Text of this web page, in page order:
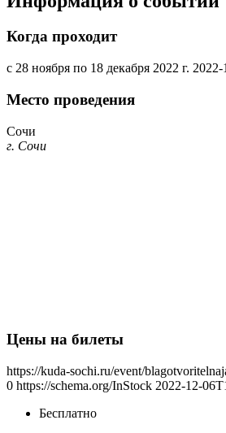
Когда проходит
с 28 ноября по 18 декабря 2022 г. 2022-
Место проведения
Сочи
г. Сочи
Цены на билеты
https://kuda-sochi.ru/event/
0 https://schema.org/InStock 2022-12-
Бесплатно